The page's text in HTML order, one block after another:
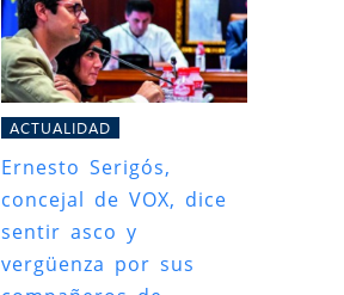
ACTUALIDAD
Ernesto Serigós,
concejal de VOX, dice
sentir asco y
vergüenza por sus